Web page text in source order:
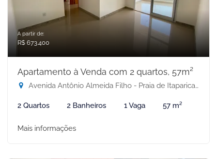
A partir de:
R$ 673.400
Apartamento à Venda com 2 quartos, 57m²
Avenida Antônio Almeida Filho - Praia de Itaparica, Vila Velha-ES
2 Quartos 2 Banheiros 1 Vaga 57 m²
Mais informações